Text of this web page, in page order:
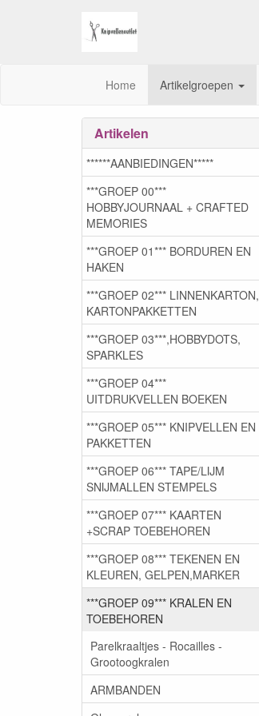
Home Artikelgroepen
Artikelen
******AANBIEDINGEN*****
***GROEP 00***
HOBBYJOURNAAL + CRAFTED
MEMORIES
***GROEP 01*** BORDUREN EN
HAKEN
***GROEP 02*** LINNENKARTON,
KARTONPAKKETTEN
***GROEP 03***,HOBBYDOTS,
SPARKLES
***GROEP 04***
UITDRUKVELLEN BOEKEN
***GROEP 05*** KNIPVELLEN EN
PAKKETTEN
***GROEP 06*** TAPE/LIJM
SNIJMALLEN STEMPELS
***GROEP 07*** KAARTEN
+SCRAP TOEBEHOREN
***GROEP 08*** TEKENEN EN
KLEUREN, GELPEN,MARKER
***GROEP 09*** KRALEN EN
TOEBEHOREN
Parelkraaltjes - Rocailles -
Grootoogkralen
ARMBANDEN